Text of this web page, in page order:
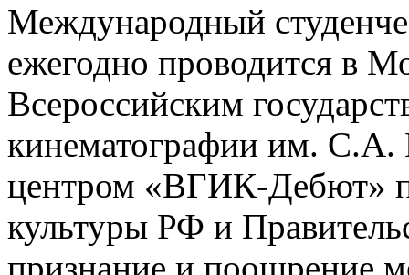
Международный
ежегодно проводится в
Всероссийским
кинематографии им. С.А.
центром «ВГИК-Дебют»
культуры РФ и
признание и поощрение